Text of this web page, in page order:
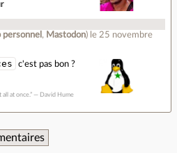
, Mastodon) le 25 novembre
c'est pas bon ?
at once.” ― David Hume